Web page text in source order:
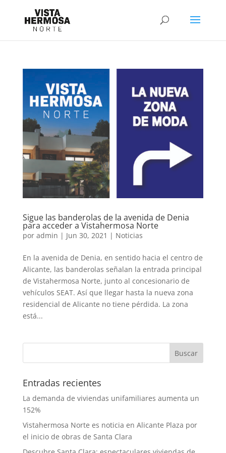
Sigue las banderolas de la avenida de Denia
para acceder a Vistahermosa Norte
por admin | Jun 30, 2021 | Noticias
En la avenida de Denia, en sentido hacia el centro de
Alicante, las banderolas señalan la entrada principal
de Vistahermosa Norte, junto al concesionario de
vehículos SEAT. Así que llegar hasta la nueva zona
residencial de Alicante no tiene pérdida. La zona
está...
Entradas recientes
La demanda de viviendas unifamiliares aumenta un
152%
Vistahermosa Norte es noticia en Alicante Plaza por
el inicio de obras de Santa Clara